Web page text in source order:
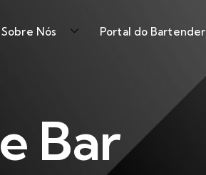
Sobre Nós Portal do Bartender
Bar